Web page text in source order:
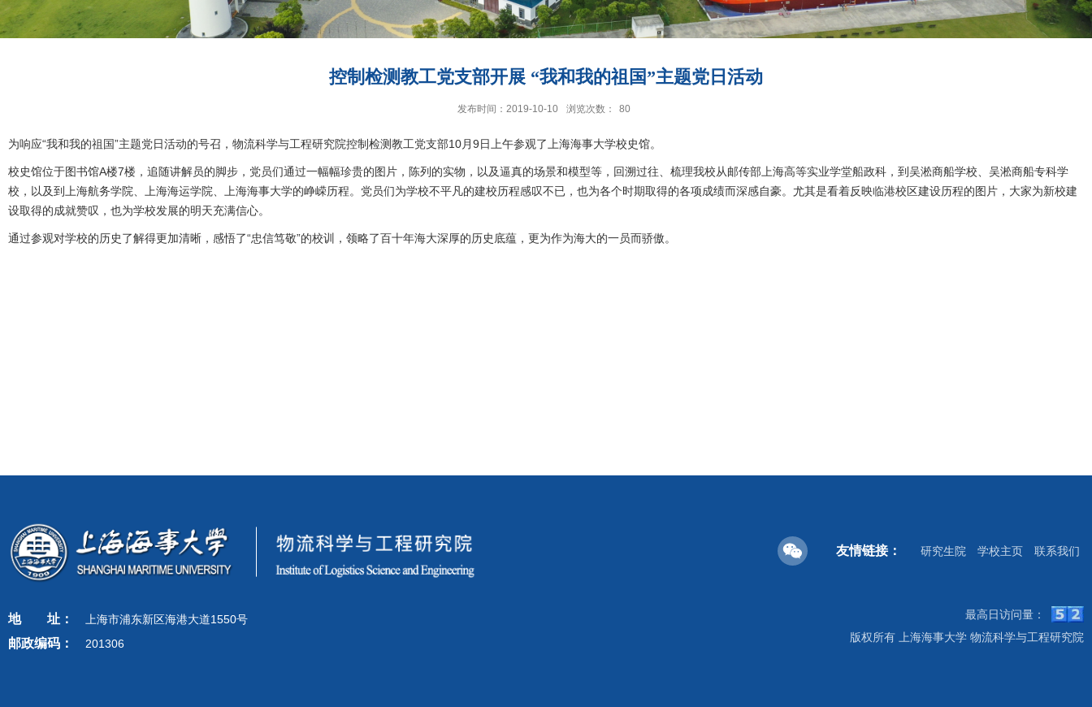
控制检测教工党支部开展 “我和我的祖国”主题党日活动
发布时间：2019-10-10 浏览次数： 80
为响应“我和我的祖国”主题党日活动的号召，物流科学与工程研究院控制检测教工党支部10月9日上午参观了上海海事大学校史馆。
校史馆位于图书馆A楼7楼，追随讲解员的脚步，党员们通过一幅幅珍贵的图片，陈列的实物，以及逼真的场景和模型等，回溯过往、梳理我校从邮传部上海高等实业学堂船政科，到吴淞商船学校、吴淞商船专科学
校，以及到上海航务学院、上海海运学院、上海海事大学的峥嵘历程。党员们为学校不平凡的建校历程感叹不已，也为各个时期取得的各项成绩而深感自豪。尤其是看着反映临港校区建设历程的图片，大家为新校建
设取得的成就赞叹，也为学校发展的明天充满信心。
通过参观对学校的历史了解得更加清晰，感悟了“忠信笃敬”的校训，领略了百十年海大深厚的历史底蕴，更为作为海大的一员而骄傲。
地 址： 上海市浦东新区海港大道1550号
邮政编码： 201306
友情链接： 研究生院 学校主页 联系我们
最高日访问量：
版权所有 上海海事大学 物流科学与工程研究院